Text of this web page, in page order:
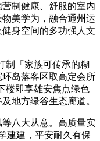
制健康、舒服的室内
美学为，融合通州运
身空间的多功强人文
「家族可传承的糊
岛落客区取高定会所
楼即享雄安焦点绿色
地方绿谷生态廊道。
八大从意。高质量实
建建，平安耐久有保